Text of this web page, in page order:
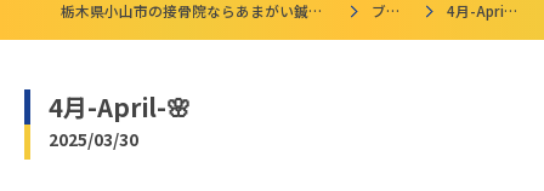
栃木県小山市の接骨院ならあまがい鍼灸接骨院 ブログ 4月-April-🌸
4月-April-🌸
2025/03/30